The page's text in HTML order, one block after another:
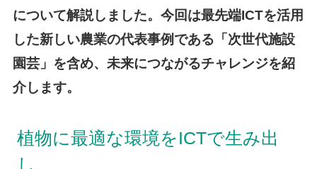
について解説しました。今回は最先端ICTを活用
した新しい農業の代表事例である「次世代施設
園芸」を含め、未来につながるチャレンジを紹
介します。
植物に最適な環境をICTで生み出
し、